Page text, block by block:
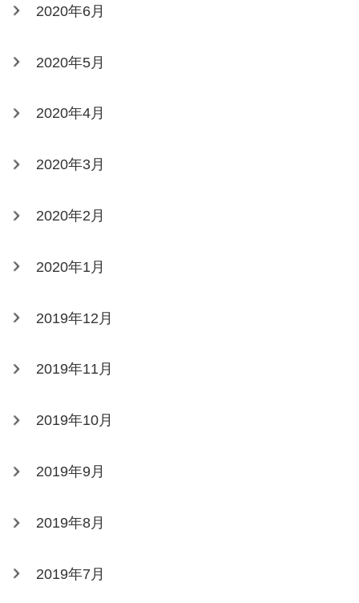
2020年6月
2020年5月
2020年4月
2020年3月
2020年2月
2020年1月
2019年12月
2019年11月
2019年10月
2019年9月
2019年8月
2019年7月